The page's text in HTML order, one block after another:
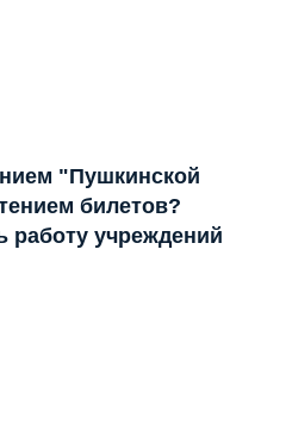
"Пушкинской
билетов?
работу учреждений